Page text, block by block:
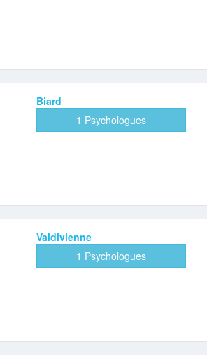
Biard
1 Psychologues
Valdivienne
1 Psychologues